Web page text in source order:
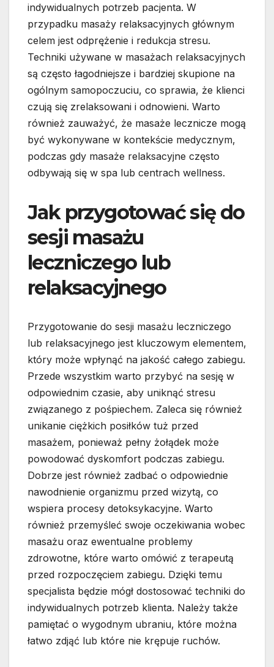
indywidualnych potrzeb pacjenta. W
przypadku masaży relaksacyjnych głównym
celem jest odprężenie i redukcja stresu.
Techniki używane w masażach relaksacyjnych
są często łagodniejsze i bardziej skupione na
ogólnym samopoczuciu, co sprawia, że klienci
czują się zrelaksowani i odnowieni. Warto
również zauważyć, że masaże lecznicze mogą
być wykonywane w kontekście medycznym,
podczas gdy masaże relaksacyjne często
odbywają się w spa lub centrach wellness.
Jak przygotować się do
sesji masażu
leczniczego lub
relaksacyjnego
Przygotowanie do sesji masażu leczniczego
lub relaksacyjnego jest kluczowym elementem,
który może wpłynąć na jakość całego zabiegu.
Przede wszystkim warto przybyć na sesję w
odpowiednim czasie, aby uniknąć stresu
związanego z pośpiechem. Zaleca się również
unikanie ciężkich posiłków tuż przed
masażem, ponieważ pełny żołądek może
powodować dyskomfort podczas zabiegu.
Dobrze jest również zadbać o odpowiednie
nawodnienie organizmu przed wizytą, co
wspiera procesy detoksykacyjne. Warto
również przemyśleć swoje oczekiwania wobec
masażu oraz ewentualne problemy
zdrowotne, które warto omówić z terapeutą
przed rozpoczęciem zabiegu. Dzięki temu
specjalista będzie mógł dostosować techniki do
indywidualnych potrzeb klienta. Należy także
pamiętać o wygodnym ubraniu, które można
łatwo zdjąć lub które nie krępuje ruchów.